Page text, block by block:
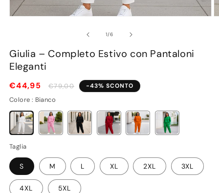
1/su
6
Giulia – Completo Estivo con Pantaloni
Eleganti
€44,95 Prezzo
scontato
€79,00 -43% SCONTO
Colore : Bianco
Bianco Rosa Nero Rosso ArancioneVerde
Taglia
S M L XL 2XL 3XL
4XL 5XL